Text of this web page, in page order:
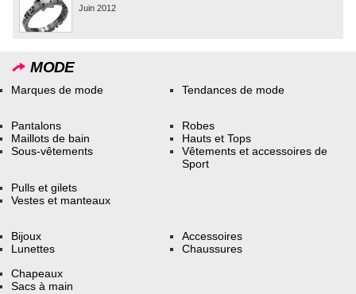
Juin 2012
MODE
Marques de mode Tendances de mode
Pantalons
Maillots de bain
Sous-vêtements
Robes
Hauts et Tops
Vêtements et accessoires de
Sport
Pulls et gilets
Vestes et manteaux
Bijoux
Lunettes
Accessoires
Chaussures
Chapeaux
Sacs à main